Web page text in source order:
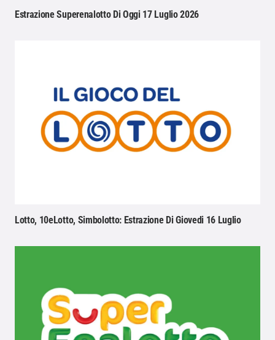
Estrazione Superenalotto Di Oggi 17 Luglio 2026
Lotto, 10eLotto, Simbolotto: Estrazione Di Giovedi 16 Luglio